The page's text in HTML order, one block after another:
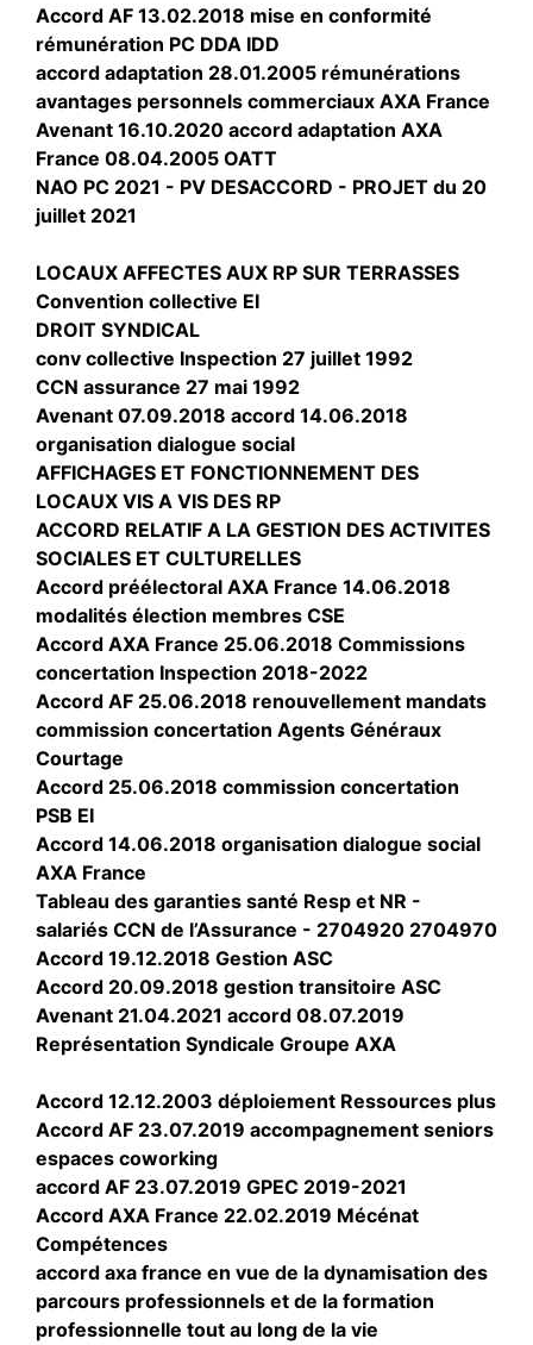
Accord AF 13.02.2018 mise en conformité
rémunération PC DDA IDD
accord adaptation 28.01.2005 rémunérations
avantages personnels commerciaux AXA France
Avenant 16.10.2020 accord adaptation AXA
France 08.04.2005 OATT
NAO PC 2021 - PV DESACCORD - PROJET du 20
juillet 2021
LOCAUX AFFECTES AUX RP SUR TERRASSES
Convention collective EI
DROIT SYNDICAL
conv collective Inspection 27 juillet 1992
CCN assurance 27 mai 1992
Avenant 07.09.2018 accord 14.06.2018
organisation dialogue social
AFFICHAGES ET FONCTIONNEMENT DES
LOCAUX VIS A VIS DES RP
ACCORD RELATIF A LA GESTION DES ACTIVITES
SOCIALES ET CULTURELLES
Accord préélectoral AXA France 14.06.2018
modalités élection membres CSE
Accord AXA France 25.06.2018 Commissions
concertation Inspection 2018-2022
Accord AF 25.06.2018 renouvellement mandats
commission concertation Agents Généraux
Courtage
Accord 25.06.2018 commission concertation
PSB EI
Accord 14.06.2018 organisation dialogue social
AXA France
Tableau des garanties santé Resp et NR -
salariés CCN de l’Assurance - 2704920 2704970
Accord 19.12.2018 Gestion ASC
Accord 20.09.2018 gestion transitoire ASC
Avenant 21.04.2021 accord 08.07.2019
Représentation Syndicale Groupe AXA
Accord 12.12.2003 déploiement Ressources plus
Accord AF 23.07.2019 accompagnement seniors
espaces coworking
accord AF 23.07.2019 GPEC 2019-2021
Accord AXA France 22.02.2019 Mécénat
Compétences
accord axa france en vue de la dynamisation des
parcours professionnels et de la formation
professionnelle tout au long de la vie